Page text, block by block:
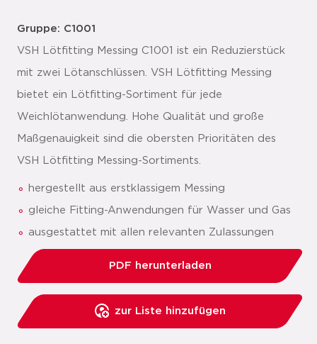
Gruppe: C1001
VSH Lötfitting Messing C1001 ist ein Reduzierstück
mit zwei Lötanschlüssen. VSH Lötfitting Messing
bietet ein Lötfitting-Sortiment für jede
Weichlötanwendung. Hohe Qualität und große
Maßgenauigkeit sind die obersten Prioritäten des
VSH Lötfitting Messing-Sortiments.
hergestellt aus erstklassigem Messing
gleiche Fitting-Anwendungen für Wasser und Gas
ausgestattet mit allen relevanten Zulassungen
PDF herunterladen
zur Liste hinzufügen